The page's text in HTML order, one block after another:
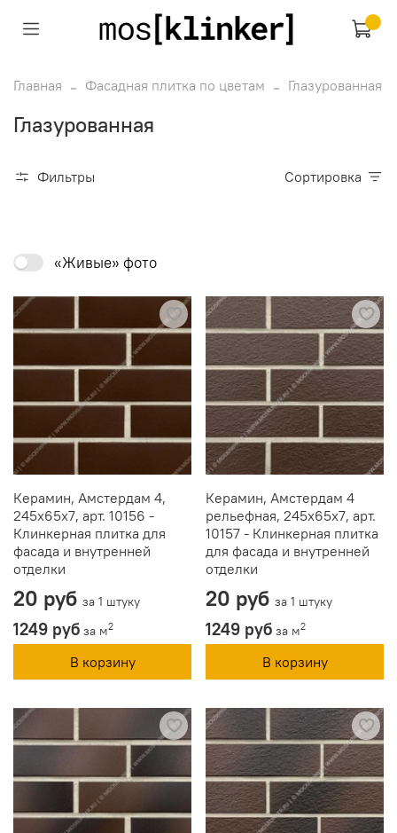
Главная Фасадная плитка по цветам Глазурованная
Глазурованная
Фильтры Сортировка
«Живые» фото
Керамин, Амстердам 4,
245x65x7, арт. 10156 -
Клинкерная плитка для
фасада и внутренней
отделки
20 руб за 1 штуку
1249 руб за м2
В корзину
Керамин, Амстердам 4
рельефная, 245x65x7, арт.
10157 - Клинкерная плитка
для фасада и внутренней
отделки
20 руб за 1 штуку
1249 руб за м2
В корзину